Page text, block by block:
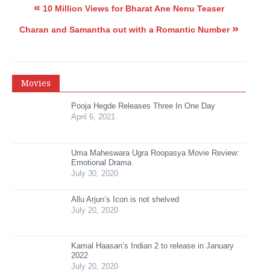
« 10 Million Views for Bharat Ane Nenu Teaser
Charan and Samantha out with a Romantic Number »
Movies
Pooja Hegde Releases Three In One Day
April 6, 2021
Uma Maheswara Ugra Roopasya Movie Review:
Emotional Drama
July 30, 2020
Allu Arjun’s Icon is not shelved
July 20, 2020
Kamal Haasan’s Indian 2 to release in January
2022
July 20, 2020